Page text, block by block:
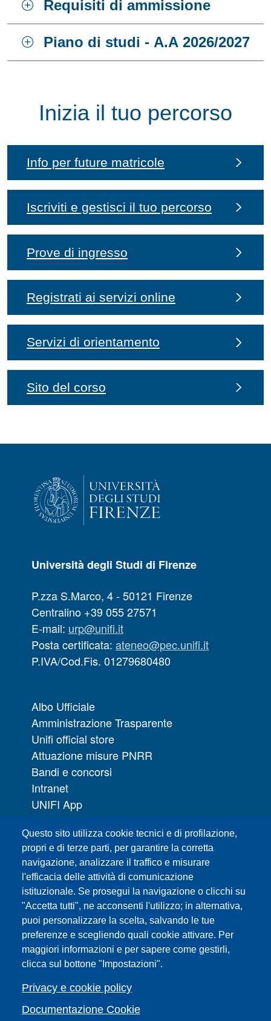
Requisiti di ammissione
Piano di studi - A.A 2026/2027
Inizia il tuo percorso
Info per future matricole
Iscriviti e gestisci il tuo percorso
Prove di ingresso
Registrati ai servizi online
Servizi di orientamento
Sito del corso
Questo sito utilizza cookie tecnici e di profilazione,
propri e di terze parti, per garantire la corretta
navigazione, analizzare il traffico e misurare
l'efficacia delle attività di comunicazione
istituzionale. Se prosegui la navigazione o clicchi su
"Accetta tutti", ne acconsenti l'utilizzo; in alternativa,
puoi personalizzare la scelta, salvando le tue
preferenze e scegliendo quali cookie attivare. Per
maggiori informazioni e per sapere come gestirli,
clicca sul bottone "Impostazioni".
Privacy e cookie policy
Documentazione Cookie
Università degli Studi di Firenze
P.zza S.Marco, 4 - 50121 Firenze
Centralino +39 055 27571
E-mail: urp@unifi.it
Posta certificata: ateneo@pec.unifi.it
P.IVA/Cod.Fis. 01279680480
Albo Ufficiale
Amministrazione Trasparente
Unifi official store
Attuazione misure PNRR
Bandi e concorsi
Intranet
UNIFI App
URP | Ufficio Relazioni con il Pubblico
Sedi
Mappa del sito
Webmaster e redazione web
Elenco dei siti tematici
Accessibilità
Feed RSS
Note legali del sito
Privacy policy
Cambia idea sui cookie